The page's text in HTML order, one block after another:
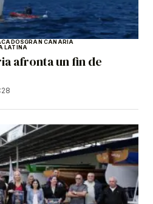
GRAN CANARIA
LATINA
afronta un fin de